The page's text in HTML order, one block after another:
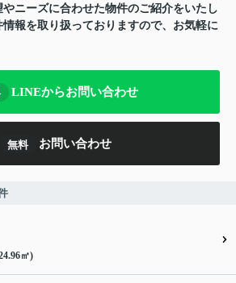
ニーズに合わせた物件のご紹介をいたし
報を取り扱っておりますので、お気軽に
LINEからお問い合わせ
無料 お問い合わせ
㎡)